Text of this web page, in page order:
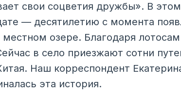
свои соцветия дружбы». В
— десятилетию с момента
озере. Благодаря
в село приезжают сотни
Наш корреспондент
эта история.